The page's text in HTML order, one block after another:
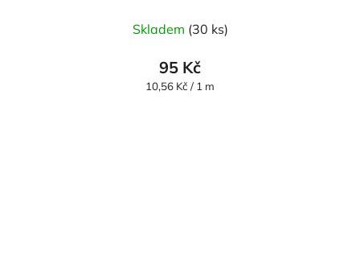
hodnocení
produktu
je
Skladem (30 ks)
95 Kč
Měrná
10,56 Kč / 1 m